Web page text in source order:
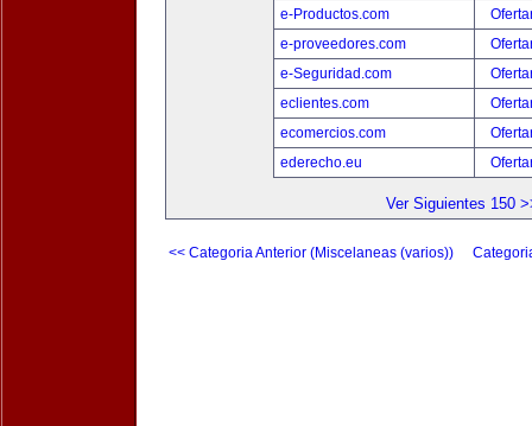
e-Productos.com
e-proveedores.com
e-Seguridad.com
eclientes.com
ecomercios.com
ederecho.eu
Ver Siguientes 150
<< Categoria Anterior (Miscelaneas (varios))